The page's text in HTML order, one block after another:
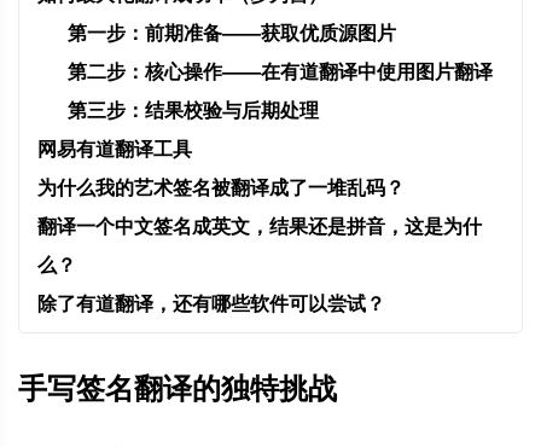
第一步：前期准备——获取优质源图片
第二步：核心操作——在有道翻译中使用图片翻译
第三步：结果校验与后期处理
网易有道翻译工具
为什么我的艺术签名被翻译成了一堆乱码？
翻译一个中文签名成英文，结果还是拼音，这是为什
么？
除了有道翻译，还有哪些软件可以尝试？
手写签名翻译的独特挑战